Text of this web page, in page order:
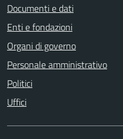
Documenti e dati
Enti e fondazioni
Organi di governo
Personale amministrativo
Politici
Uffici